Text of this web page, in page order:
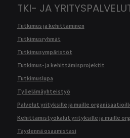
TKI- JA
Tutkimus ja kehittäminen
Tutkimusryhmät
Tutkimusympäristöt
Tutkimus- ja kehittämisprojektit
Tutkimuslupa
Työelämäyhteistyö
Palvelut yrityksille ja muille
Kehittämistyökalut yrityksille ja muille
Täydennä osaamistasi